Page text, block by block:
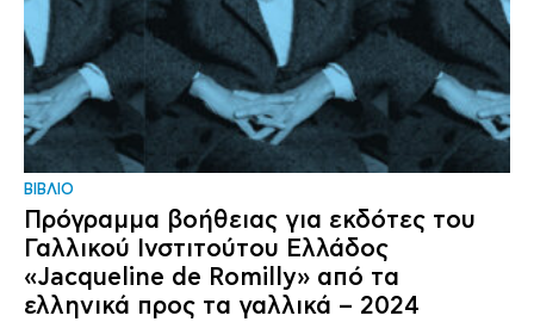
ΒΙΒΛΙΟ
Πρόγραμμα βοήθειας για εκδότες του
Γαλλικού Ινστιτούτου Ελλάδος
«Jacqueline de Romilly» από τα
ελληνικά προς τα γαλλικά – 2024